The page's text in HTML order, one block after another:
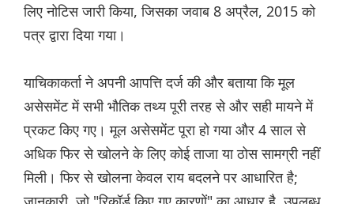
लिए नोटिस जारी किया, जिसका जवाब 8 अप्रैल, 2015 को
पत्र द्वारा दिया गया।
याचिकाकर्ता ने अपनी आपत्ति दर्ज की और बताया कि मूल
असेसमेंट में सभी भौतिक तथ्य पूरी तरह से और सही मायने में
प्रकट किए गए। मूल असेसमेंट पूरा हो गया और 4 साल से
अधिक फिर से खोलने के लिए कोई ताजा या ठोस सामग्री नहीं
मिली। फिर से खोलना केवल राय बदलने पर आधारित है;